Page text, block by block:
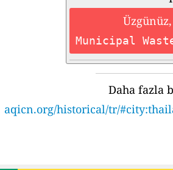
Municipal
Daha fazla
aqicn.org/historical/tr/